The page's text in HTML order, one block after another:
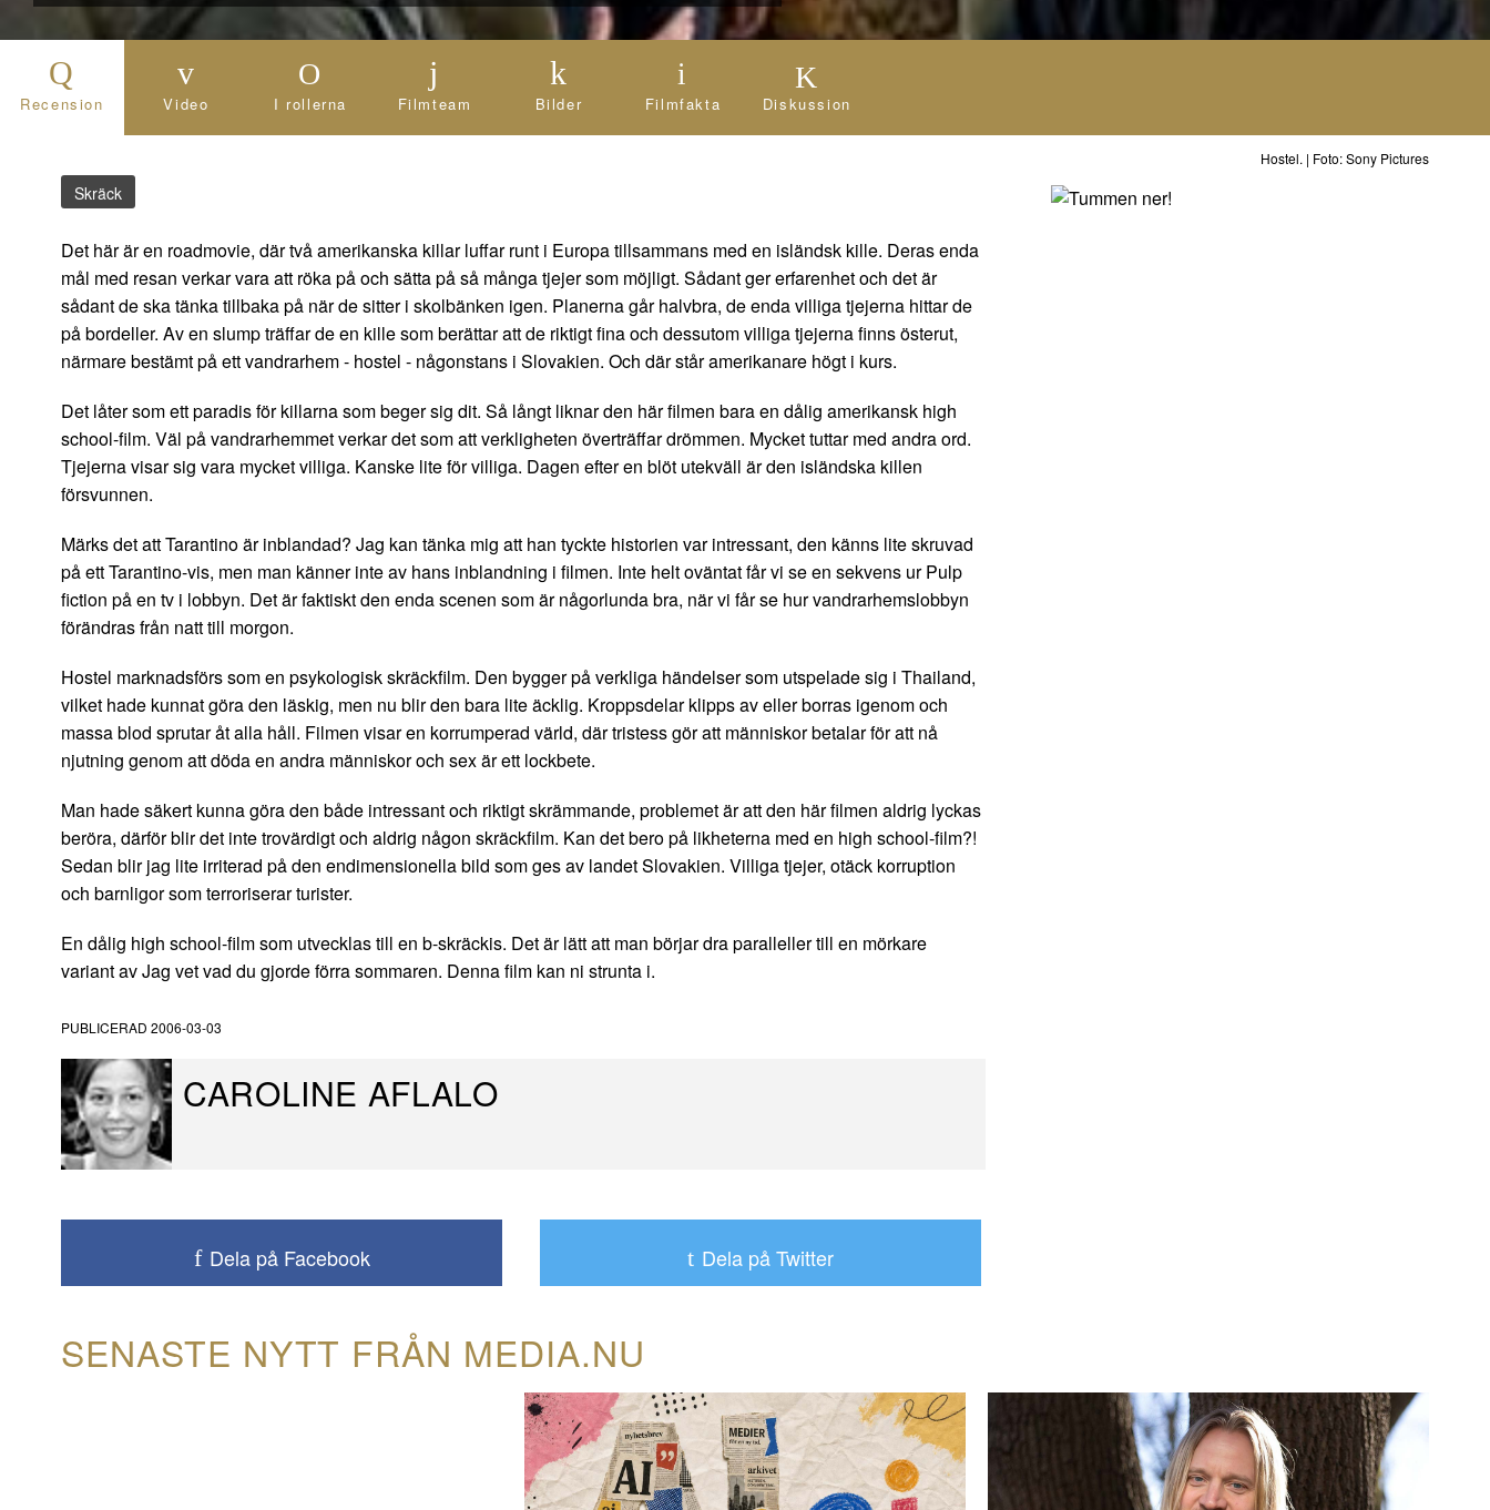
Recension Video I rollerna Filmteam Bilder Filmfakta Diskussion
Hostel. | Foto: Sony Pictures
Skräck
Det här är en roadmovie, där två amerikanska killar luffar runt i Europa tillsammans med en isländsk kille. Deras enda
mål med resan verkar vara att röka på och sätta på så många tjejer som möjligt. Sådant ger erfarenhet och det är
sådant de ska tänka tillbaka på när de sitter i skolbänken igen. Planerna går halvbra, de enda villiga tjejerna hittar de
på bordeller. Av en slump träffar de en kille som berättar att de riktigt fina och dessutom villiga tjejerna finns österut,
närmare bestämt på ett vandrarhem - hostel - någonstans i Slovakien. Och där står amerikanare högt i kurs.
Det låter som ett paradis för killarna som beger sig dit. Så långt liknar den här filmen bara en dålig amerikansk high
school-film. Väl på vandrarhemmet verkar det som att verkligheten överträffar drömmen. Mycket tuttar med andra ord.
Tjejerna visar sig vara mycket villiga. Kanske lite för villiga. Dagen efter en blöt utekväll är den isländska killen
försvunnen.
Märks det att Tarantino är inblandad? Jag kan tänka mig att han tyckte historien var intressant, den känns lite skruvad
på ett Tarantino-vis, men man känner inte av hans inblandning i filmen. Inte helt oväntat får vi se en sekvens ur Pulp
fiction på en tv i lobbyn. Det är faktiskt den enda scenen som är någorlunda bra, när vi får se hur vandrarhemslobbyn
förändras från natt till morgon.
Hostel marknadsförs som en psykologisk skräckfilm. Den bygger på verkliga händelser som utspelade sig i Thailand,
vilket hade kunnat göra den läskig, men nu blir den bara lite äcklig. Kroppsdelar klipps av eller borras igenom och
massa blod sprutar åt alla håll. Filmen visar en korrumperad värld, där tristess gör att människor betalar för att nå
njutning genom att döda en andra människor och sex är ett lockbete.
Man hade säkert kunna göra den både intressant och riktigt skrämmande, problemet är att den här filmen aldrig lyckas
beröra, därför blir det inte trovärdigt och aldrig någon skräckfilm. Kan det bero på likheterna med en high school-film?!
Sedan blir jag lite irriterad på den endimensionella bild som ges av landet Slovakien. Villiga tjejer, otäck korruption
och barnligor som terroriserar turister.
En dålig high school-film som utvecklas till en b-skräckis. Det är lätt att man börjar dra paralleller till en mörkare
variant av Jag vet vad du gjorde förra sommaren. Denna film kan ni strunta i.
PUBLICERAD 2006-03-03
CAROLINE AFLALO
Dela på Facebook Dela på Twitter
SENASTE NYTT FRÅN MEDIA.NU